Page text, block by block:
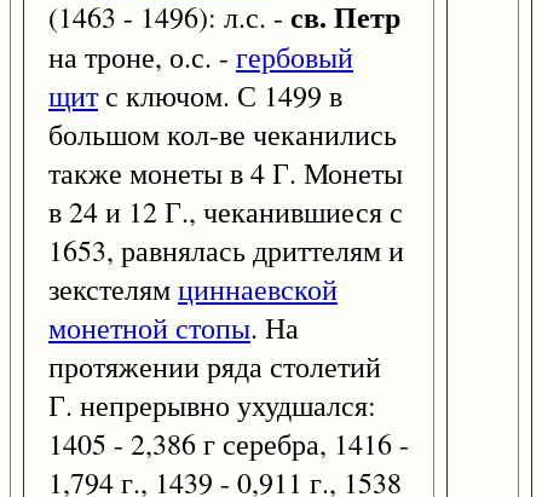
(1463 - 1496): л.с. - св. Петр
на троне, о.с. - гербовый
щитс ключом. С 1499 в
большом кол-ве чеканились
также монеты в 4 Г. Монеты
в 24 и 12 Г., чеканившиеся с
1653, равнялась дриттелям и
зекстелямциннаевской
монетной стопы. На
протяжении ряда столетий
Г. непрерывно ухудшался:
1405 - 2,386 г серебра, 1416 -
1,794 г., 1439 - 0,911 г., 1538